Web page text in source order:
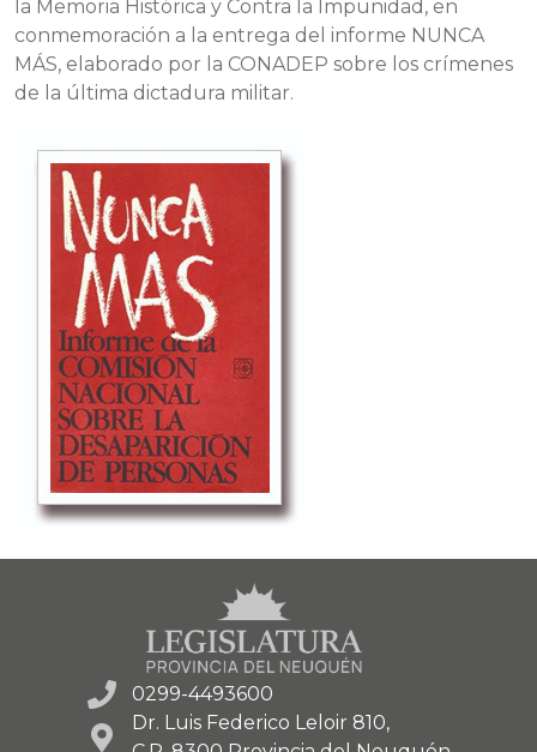
la Memoria Histórica y Contra la Impunidad, en
conmemoración a la entrega del informe NUNCA
MÁS, elaborado por la CONADEP sobre los crímenes
de la última dictadura militar.
0299-4493600
Dr. Luis Federico Leloir 810,